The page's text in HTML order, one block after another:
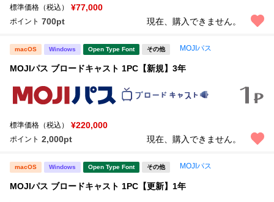
標準価格（税込） ¥77,000
ポイント 700pt 現在、購入できません。
macOS Windows Open Type Font その他 MOJIパス
MOJIパス ブロードキャスト 1PC【新規】3年
標準価格（税込） ¥220,000
ポイント 2,000pt 現在、購入できません。
macOS Windows Open Type Font その他 MOJIパス
MOJIパス ブロードキャスト 1PC【更新】1年